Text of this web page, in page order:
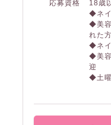
応募資格
18歳
◆ネ
◆美容
れた方
◆ネイ
◆美容
迎
◆土曜